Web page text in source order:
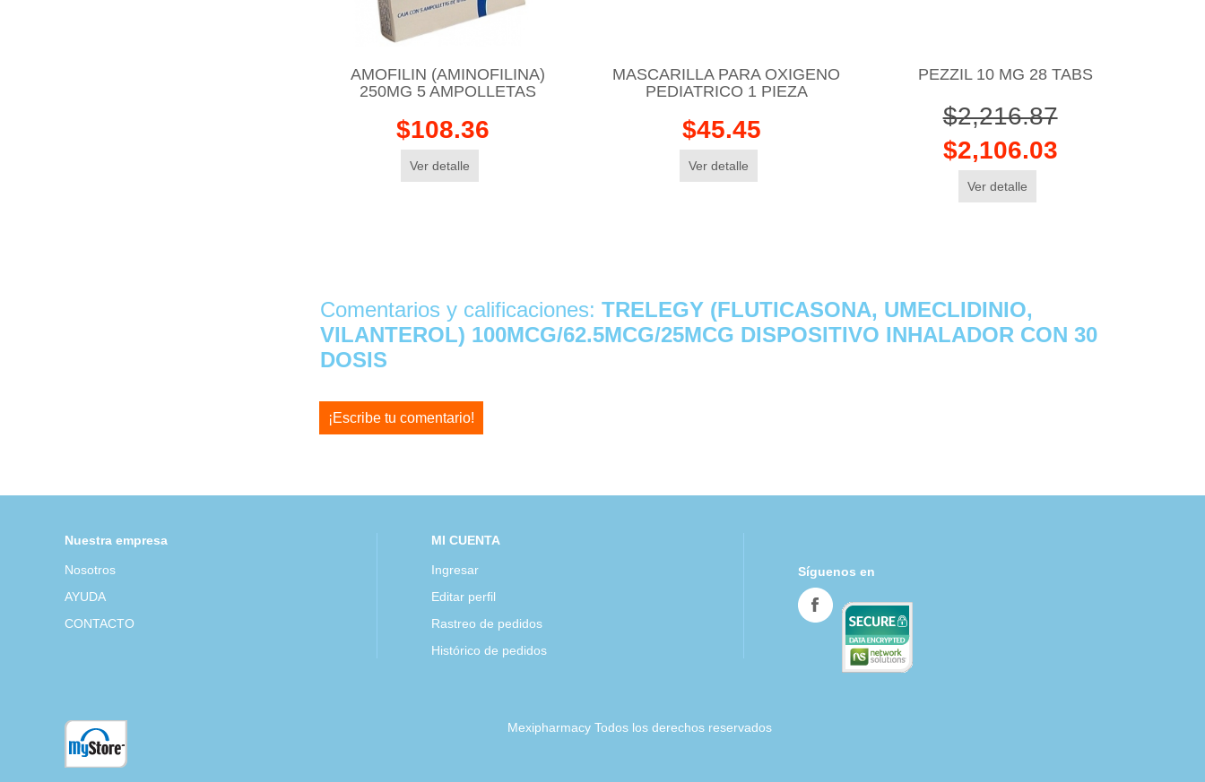
AMOFILIN (AMINOFILINA)
250MG 5 AMPOLLETAS
$108.36
Ver detalle
MASCARILLA PARA OXIGENO
PEDIATRICO 1 PIEZA
$45.45
Ver detalle
PEZZIL 10 MG 28 TABS
$2,216.87
$2,106.03
Ver detalle
Comentarios y calificaciones:TRELEGY (FLUTICASONA, UMECLIDINIO,
VILANTEROL) 100MCG/62.5MCG/25MCG DISPOSITIVO INHALADOR CON 30
DOSIS
¡Escribe tu comentario!
Nuestra empresa
Nosotros
AYUDA
CONTACTO
MI CUENTA
Ingresar
Editar perfil
Rastreo de pedidos
Histórico de pedidos
Síguenos en
Mexipharmacy Todos los derechos reservados